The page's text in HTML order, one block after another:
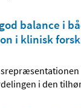
balance i
i klinisk
i den